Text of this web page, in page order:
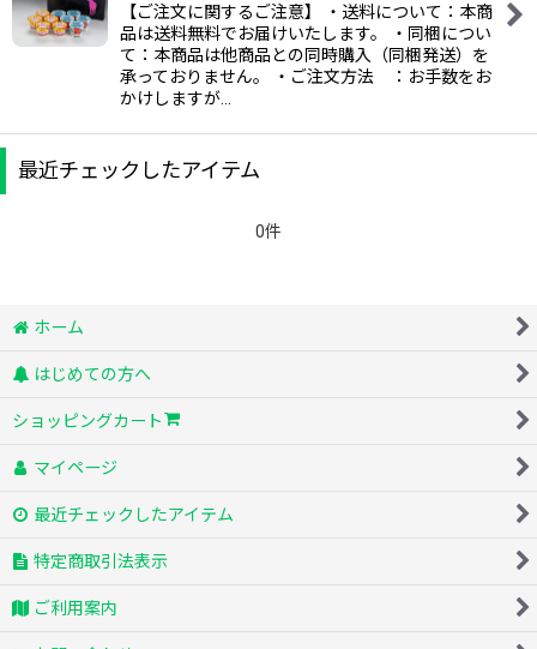
【ご注文に関するご注意】 ・送料について：本商
品は送料無料でお届けいたします。 ・同梱につい
て：本商品は他商品との同時購入（同梱発送）を
承っておりません。 ・ご注文方法 ：お手数をお
かけしますが…
最近チェックしたアイテム
0件
ホーム
はじめての方へ
ショッピングカート
マイページ
最近チェックしたアイテム
特定商取引法表示
ご利用案内